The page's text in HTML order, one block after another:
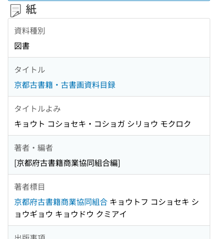
紙
資料種別
図書
タイトル
京都古書籍・古書画資料目録
タイトルよみ
キョウト コショセキ・コショガ シリョウ モクロク
著者・編者
[京都府古書籍商業協同組合編]
著者標目
京都府古書籍商業協同組合 キョウトフ コショセキ シ
ョウギョウ キョウドウ クミアイ